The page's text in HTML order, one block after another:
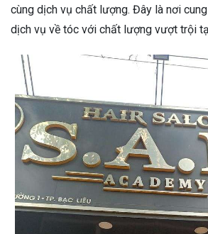
cùng dịch vụ chất lượng. Đây là nơi
dịch vụ về tóc với chất lượng vượt trội